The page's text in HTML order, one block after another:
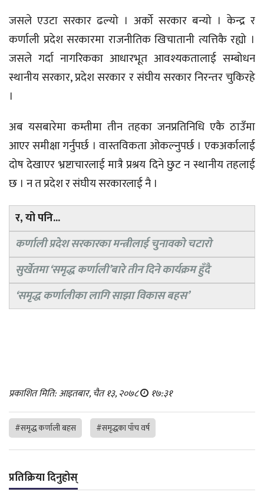
जसले एउटा सरकार ढल्यो । अर्को सरकार बन्यो । केन्द्र र
कर्णाली प्रदेश सरकारमा राजनीतिक खिचातानी त्यत्तिकै रह्यो ।
जसले गर्दा नागरिकका आधारभूत आवश्यकतालाई सम्बोधन
स्थानीय सरकार, प्रदेश सरकार र संघीय सरकार निरन्तर चुकिरहे
।
अब यसबारेमा कम्तीमा तीन तहका जनप्रतिनिधि एकै ठाउँमा
आएर समीक्षा गर्नुपर्छ । वास्तविकता ओकल्नुपर्छ । एकअर्कालाई
दोष देखाएर भ्रष्टाचारलाई मात्रै प्रश्रय दिने छुट न स्थानीय तहलाई
छ । न त प्रदेश र संघीय सरकारलाई नै ।
र, यो पनि...
कर्णाली प्रदेश सरकारका मन्त्रीलाई चुनावको चटारो
सुर्खेतमा ‘समृद्ध कर्णाली’बारे तीन दिने कार्यक्रम हुँदै
‘समृद्ध कर्णालीका लागि साझा विकास बहस’
प्रकाशित मिति: आइतबार, चैत १३, २०७८ १७:३१
#समृद्ध कर्णाली बहस #समृद्धका पाँच वर्ष
प्रतिक्रिया दिनुहोस्